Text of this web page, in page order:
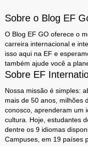
Sobre o Blog EF
O Blog EF GO oferece o
carreira internacional e
isso aqui na EF e
também ajude você a
Sobre EF
Nossa missão é simples:
mais de 50 anos, milhões
conosco, aprenderam um
cultura. Hoje, estudantes
dentre os 9 idiomas
Campuses, em 19 países